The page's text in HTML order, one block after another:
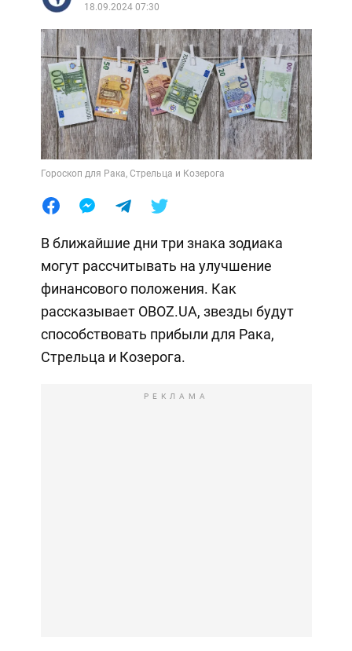
18.09.2024 07:30
Гороскоп для Рака, Стрельца и Козерога
В ближайшие дни три знака зодиака
могут рассчитывать на улучшение
финансового положения. Как
рассказывает OBOZ.UA, звезды будут
способствовать прибыли для Рака,
Стрельца и Козерога.
РЕКЛАМА